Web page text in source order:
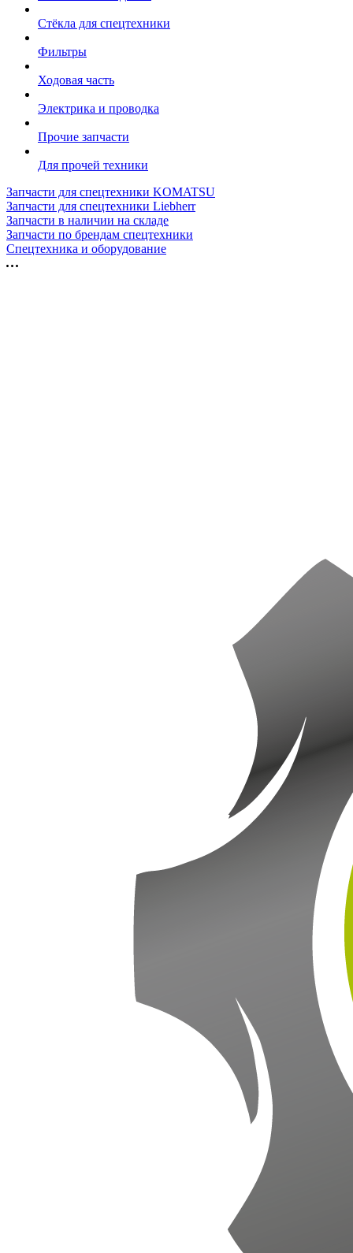
Стёкла для спецтехники
Фильтры
Ходовая часть
Электрика и проводка
Прочие запчасти
Для прочей техники
Запчасти для спецтехники KOMATSU
Запчасти для спецтехники Liebherr
Запчасти в наличии на складе
Запчасти по брендам спецтехники
Спецтехника и оборудование